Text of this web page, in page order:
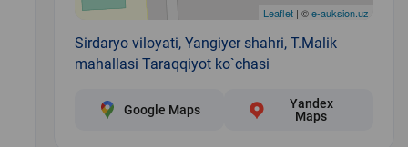
Leaflet| ©e-auksion.uz
Sirdaryo viloyati, Yangiyer shahri, T.Malik
mahallasi Taraqqiyot ko`chasi
Google Maps
Yandex
Maps